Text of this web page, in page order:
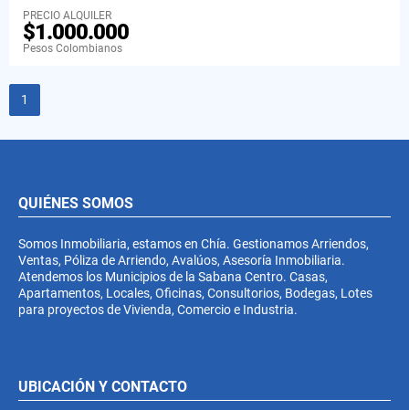
PRECIO ALQUILER
$1.000.000
Pesos Colombianos
1
QUIÉNES SOMOS
Somos Inmobiliaria, estamos en Chía. Gestionamos Arriendos,
Ventas, Póliza de Arriendo, Avalúos, Asesoría Inmobiliaria.
Atendemos los Municipios de la Sabana Centro. Casas,
Apartamentos, Locales, Oficinas, Consultorios, Bodegas, Lotes
para proyectos de Vivienda, Comercio e Industria.
UBICACIÓN Y CONTACTO